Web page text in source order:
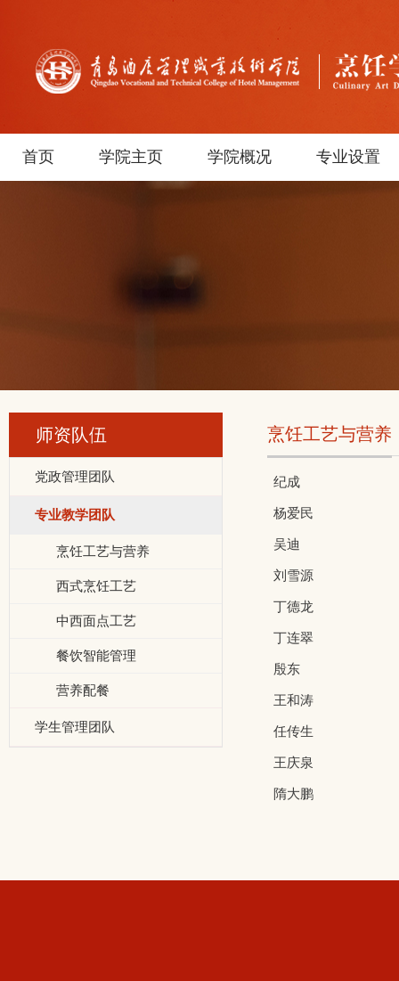
首页 学院主页 学院概况 专业设置
师资队伍
党政管理团队
专业教学团队
烹饪工艺与营养
西式烹饪工艺
中西面点工艺
餐饮智能管理
营养配餐
学生管理团队
烹饪工艺与营养
纪成
杨爱民
吴迪
刘雪源
丁德龙
丁连翠
殷东
王和涛
任传生
王庆泉
隋大鹏